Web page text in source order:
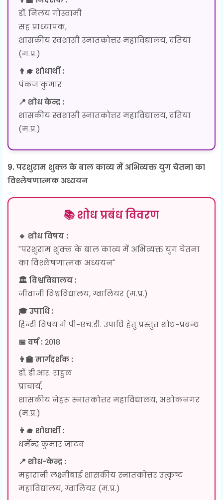
डॉ. निलय गोस्वामी
सह प्राध्यापक,
शासकीय स्वशासी स्नातकोत्तर महाविद्यालय, दतिया
(म.प्र.)
👨‍🎓 शोधार्थी :
पंकज कुमार
📍 शोध केन्द्र :
शासकीय स्वशासी स्नातकोत्तर महाविद्यालय, दतिया
(म.प्र.)
9. परशुराम शुक्ल के बाल काव्य में अभिव्यक्त युग चेतना का
विश्लेषणात्मक अध्ययन
📚 शोध प्रबंध विवरण
🔹 शोध विषय :
"परशुराम शुक्ल के बाल काव्य में अभिव्यक्त युग चेतना
का विश्लेषणात्मक अध्ययन"
🏛 विश्वविद्यालय :
जीवाजी विश्वविद्यालय, ग्वालियर (म.प्र.)
🎓 उपाधि :
हिन्दी विषय में पी-एच.डी. उपाधि हेतु प्रस्तुत शोध-प्रबन्ध
📅 वर्ष : 2018
👨‍🏫 मार्गदर्शक :
डॉ. डी.आर. राहुल
प्राचार्य,
शासकीय नेहरू स्नातकोत्तर महाविद्यालय, अशोकनगर
(म.प्र.)
👨‍🎓 शोधार्थी :
धर्मेन्द्र कुमार जाटव
📍 शोध-केन्द्र :
महारानी लक्ष्मीबाई शासकीय स्नातकोत्तर उत्कृष्ट
महाविद्यालय, ग्वालियर (म.प्र.)